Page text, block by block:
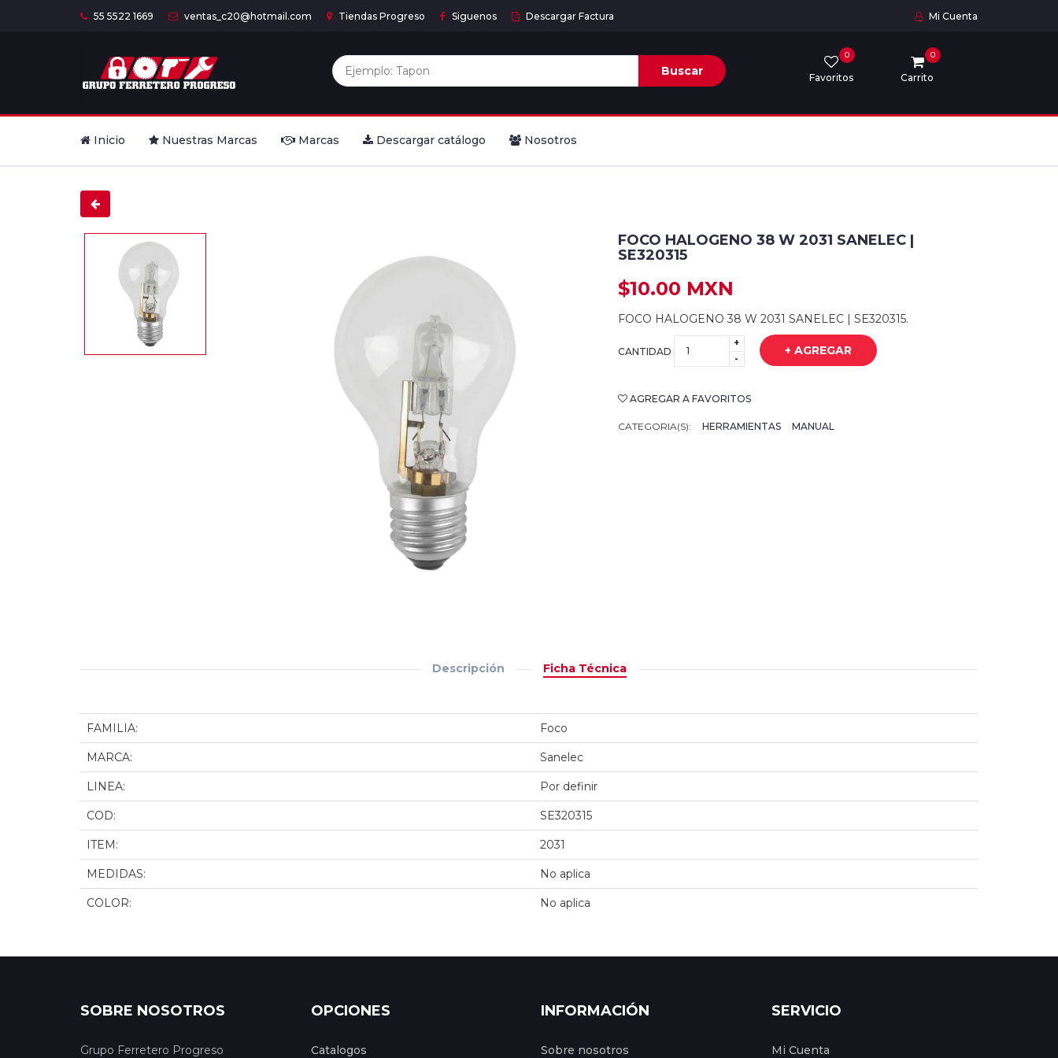
55 5522 1669 ventas_c20@hotmail.com Tiendas Progreso Siguenos Descargar Factura Mi Cuenta
Buscar Favoritos
0
Carrito
0
Inicio Nuestras Marcas Marcas Descargar catálogo Nosotros
FOCO HALOGENO 38 W 2031 SANELEC |
SE320315
$10.00 MXN
FOCO HALOGENO 38 W 2031 SANELEC | SE320315.
CANTIDAD
+
-
+ AGREGAR
AGREGAR A FAVORITOS
CATEGORIA(S): HERRAMIENTAS MANUAL
Descripción Ficha Técnica
FAMILIA: Foco
MARCA: Sanelec
LINEA: Por definir
COD: SE320315
ITEM: 2031
MEDIDAS: No aplica
COLOR: No aplica
SOBRE NOSOTROS
Grupo Ferretero Progreso
OPCIONES
Catalogos
INFORMACIÓN
Sobre nosotros
SERVICIO
Mi Cuenta